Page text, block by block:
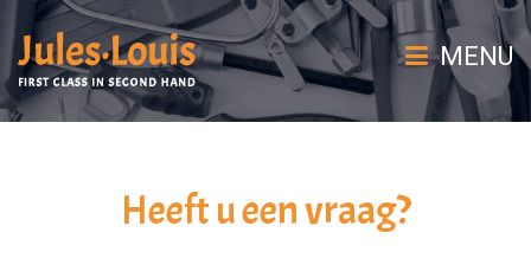
MENU
Heeft u een vraag?